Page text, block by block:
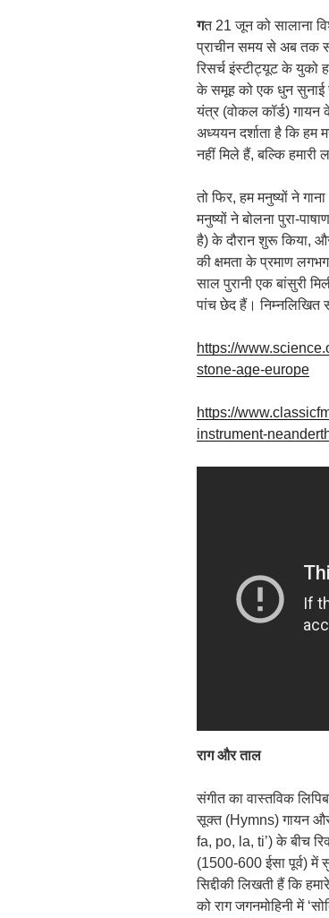
गत 21 जून को सालाना
प्राचीन समय से अब तक
रिसर्च इंस्टीट्यूट के युको
के समूह को एक धुन सुनाई
यंत्र (वोकल कॉर्ड)
अध्ययन दर्शाता है कि हम
नहीं मिले हैं, बल्कि हमारी
तो फिर, हम मनुष्यों ने
मनुष्यों ने बोलना पुरा-
है) के दौरान शुरू किया,
की क्षमता के प्रमाण
साल पुरानी एक बांसुरी
पांच छेद हैं। निम्नलिखित
https://
stone-age-europe
https://
instrument-
राग और ताल
संगीत का वास्तविक
सूक्त (Hymns) गायन
fa, po, la, ti’) के बीच
(1500-600 ईसा पूर्व) में
सिद्दीकी लिखती हैं कि
को राग जगनमोहिनी में